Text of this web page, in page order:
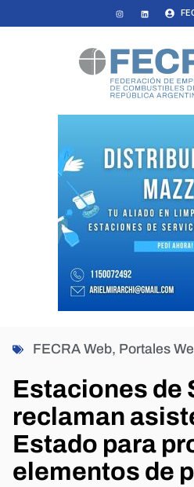
FECRA Web, Portales
Estaciones de
reclaman
Estado para
elementos de